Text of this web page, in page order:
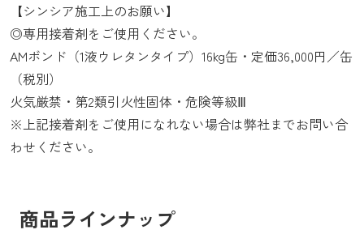
【シンシア施工上のお願い】
◎専用接着剤をご使用ください。
AMボンド（1液ウレタンタイプ）16kg缶・定価36,000円／缶
（税別）
火気厳禁・第2類引火性固体・危険等級Ⅲ
※上記接着剤をご使用になれない場合は弊社までお問い合
わせください。
商品ラインナップ